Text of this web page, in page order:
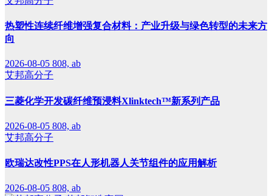
热塑性连续纤维增强复合材料：产业升级与绿色转型的未来方
向
2026-08-05 808, ab
艾邦高分子
三菱化学开发碳纤维预浸料Xlinktech™新系列产品
2026-08-05 808, ab
艾邦高分子
欧瑞达改性PPS在人形机器人关节组件的应用解析
2026-08-05 808, ab